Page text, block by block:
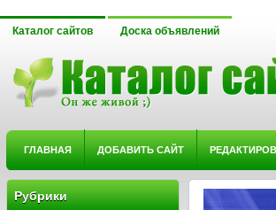
Каталог сайтов Доска объявлений
ГЛАВНАЯ ДОБАВИТЬ САЙТ
Рубрики